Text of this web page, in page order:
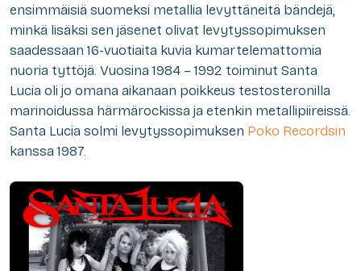
ensimmäisiä suomeksi metallia levyttäneitä bändejä,
minkä lisäksi sen jäsenet olivat levytyssopimuksen
saadessaan 16-vuotiaita kuvia kumartelemattomia
nuoria tyttöjä. Vuosina 1984 – 1992 toiminut Santa
Lucia oli jo omana aikanaan poikkeus testosteronilla
marinoidussa härmärockissa ja etenkin metallipiireissä.
Santa Lucia solmi levytyssopimuksen Poko Recordsin
kanssa 1987.